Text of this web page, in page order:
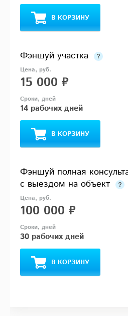
В КОРЗИНУ
Фэншуй участка
15 000 ₽
14 рабочих дней
В КОРЗИНУ
Фэншуй полная
с выездом на объект
100 000 ₽
30 рабочих дней
В КОРЗИНУ